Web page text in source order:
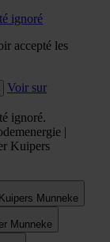
ignoré
accepté les
Voir sur
ignoré.
|
Kuipers
Munneke
Munneke